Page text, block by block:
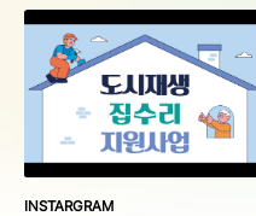
INSTARGRAM